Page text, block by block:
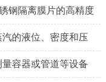
钢隔离膜片的高精度
的液位、密度和压
容器或管道等设备